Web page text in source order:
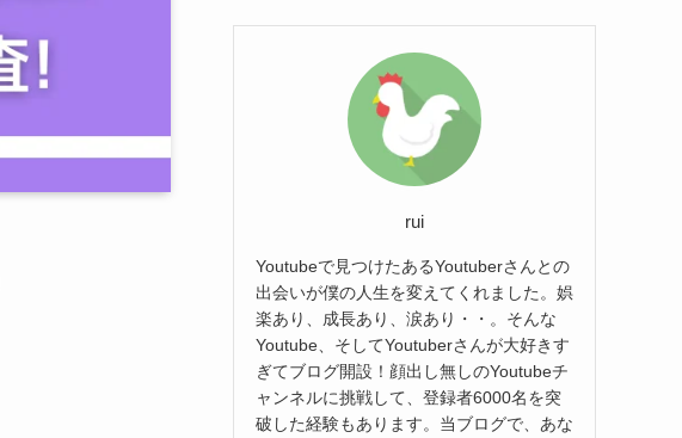
rui
Youtubeで見つけたあるYoutuberさんとの
出会いが僕の人生を変えてくれました。娯
楽あり、成長あり、涙あり・・。そんな
Youtube、そしてYoutuberさんが大好きす
ぎてブログ開設！顔出し無しのYoutubeチ
ャンネルに挑戦して、登録者6000名を突
破した経験もあります。当ブログで、あな